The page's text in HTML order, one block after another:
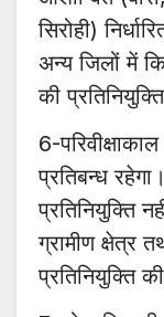
सिरोही)
अन्य जिलों में
की
6-
प्रतिबन्ध
प्रतिनियुक्ति
ग्रामीण क्षेत्र
प्रतिनियुक्ति